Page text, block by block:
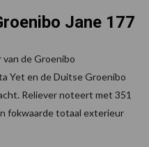
Jane 177
de Groenibo
Yet en de Duitse Groenibo
Reliever noteert met 351
fokwaarde totaal exterieur